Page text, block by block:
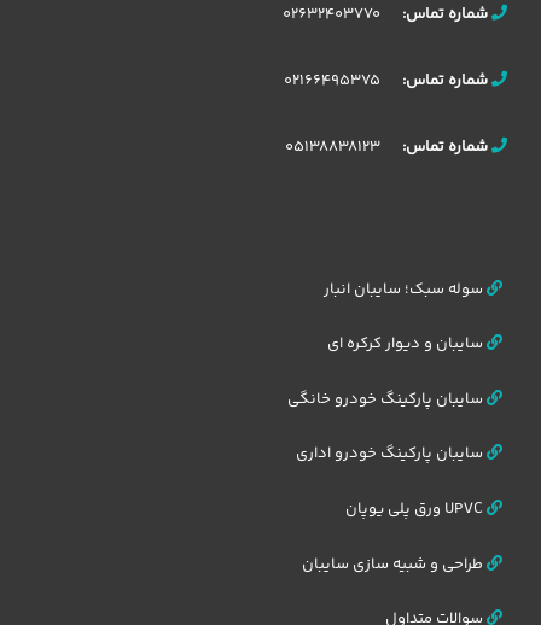
شماره تماس: 02632403770
شماره تماس: 02166495375
شماره تماس: 05138838123
سوله سبک؛ سایبان انبار
سایبان و دیوار کرکره ای
سایبان پارکینگ خودرو خانگی
سایبان پارکینگ خودرو اداری
طراحی و شبیه سازی سایبان
سوالات متداول